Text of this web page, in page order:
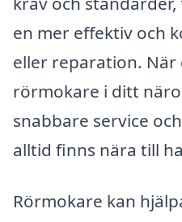
en mer effektiv och
eller reparation. När
rörmokare i ditt
snabbare service
alltid finns nära till
Rörmokare kan